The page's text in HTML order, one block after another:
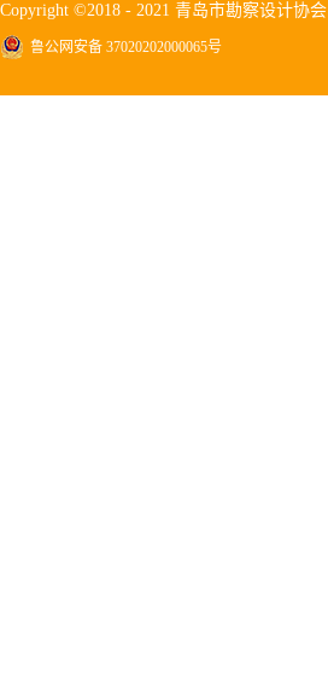
Copyright ©2018 - 2021 青岛市勘察设计协会
鲁公网安备 37020202000065号